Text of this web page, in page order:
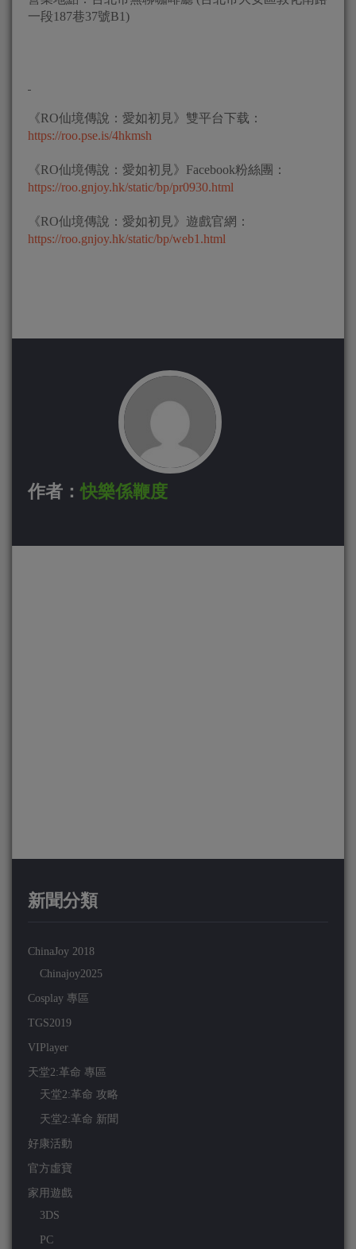
一段187巷37號B1)
《RO仙境傳說：愛如初見》雙平台下载：
https://roo.pse.is/4hkmsh
《RO仙境傳說：愛如初見》Facebook粉絲團：
https://roo.gnjoy.hk/static/bp/pr0930.html
《RO仙境傳說：愛如初見》遊戲官網：
https://roo.gnjoy.hk/static/bp/web1.html
作者：快樂係鞭度
新聞分類
ChinaJoy 2018
Chinajoy2025
Cosplay 專區
TGS2019
VIPlayer
天堂2:革命 專區
天堂2:革命 攻略
天堂2:革命 新聞
好康活動
官方虛寶
家用遊戲
3DS
PC